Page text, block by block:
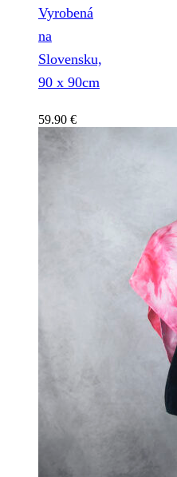
Vyrobená
na
Slovensku,
90 x 90cm
59.90 €